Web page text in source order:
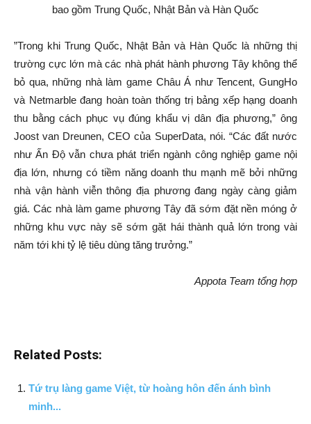
bao gồm Trung Quốc, Nhật Bản và Hàn Quốc
”Trong khi Trung Quốc, Nhật Bản và Hàn Quốc là những thị
trường cực lớn mà các nhà phát hành phương Tây không thể
bỏ qua, những nhà làm game Châu Á như Tencent, GungHo
và Netmarble đang hoàn toàn thống trị bảng xếp hạng doanh
thu bằng cách phục vụ đúng khẩu vị dân địa phương,” ông
Joost van Dreunen, CEO của SuperData, nói. “Các đất nước
như Ấn Độ vẫn chưa phát triển ngành công nghiệp game nội
địa lớn, nhưng có tiềm năng doanh thu mạnh mẽ bởi những
nhà vận hành viễn thông địa phương đang ngày càng giảm
giá. Các nhà làm game phương Tây đã sớm đặt nền móng ở
những khu vực này sẽ sớm gặt hái thành quả lớn trong vài
năm tới khi tỷ lệ tiêu dùng tăng trưởng.”
Appota Team tổng hợp
Related Posts:
Tứ trụ làng game Việt, từ hoàng hôn đến ánh bình
minh...